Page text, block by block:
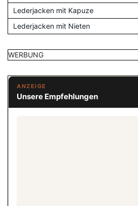
Lederjacken mit Kapuze
Lederjacken mit Nieten
WERBUNG
ANZEIGE
Unsere Empfehlungen